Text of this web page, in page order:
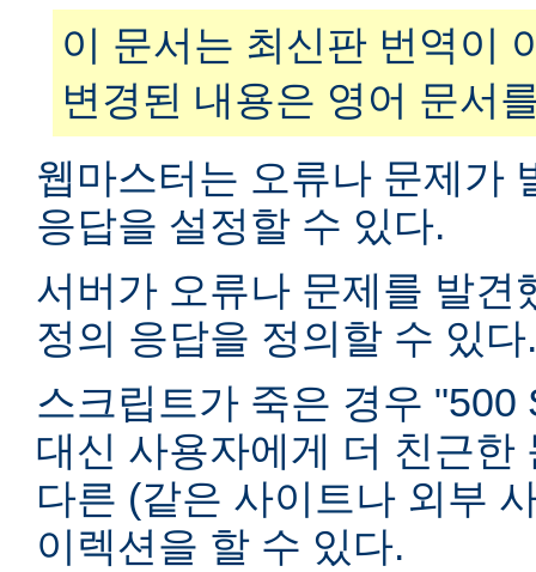
이 문서는 최신판 번역이
변경된 내용은 영어 문서
웹마스터는 오류나 문제가
응답을 설정할 수 있다.
서버가 오류나 문제를 발견
정의 응답을 정의할 수 있다.
스크립트가 죽은 경우 "500
대신 사용자에게 더 친근한
다른 (같은 사이트나 외부
이렉션을 할 수 있다.